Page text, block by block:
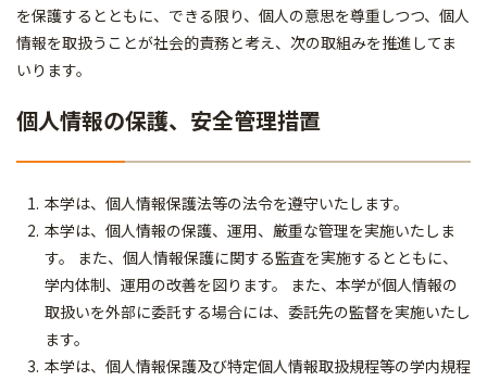
を保護するとともに、できる限り、個人の意思を尊重しつつ、個人
情報を取扱うことが社会的責務と考え、次の取組みを推進してま
いります。
個人情報の保護、安全管理措置
本学は、個人情報保護法等の法令を遵守いたします。
本学は、個人情報の保護、運用、厳重な管理を実施いたしま
す。 また、個人情報保護に関する監査を実施するとともに、
学内体制、運用の改善を図ります。 また、本学が個人情報の
取扱いを外部に委託する場合には、委託先の監督を実施いたし
ます。
本学は、個人情報保護及び特定個人情報取扱規程等の学内規程